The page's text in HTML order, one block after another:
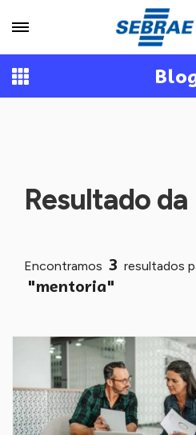
Resultado
Encontramos 3 resultados
"mentoria"